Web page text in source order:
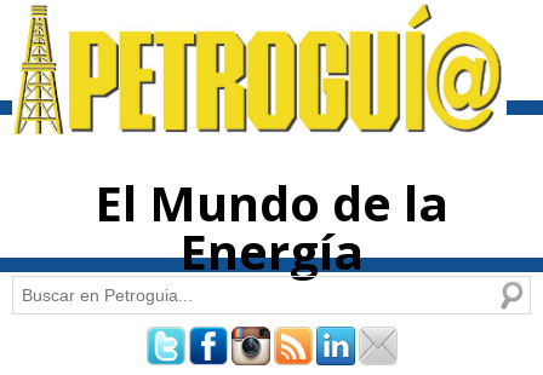
contenido
El Mundo de la
Energía
Formulario de búsqueda
Buscar